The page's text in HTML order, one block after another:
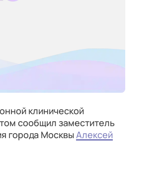
клинической
сообщил заместитель
города МосквыАлексей